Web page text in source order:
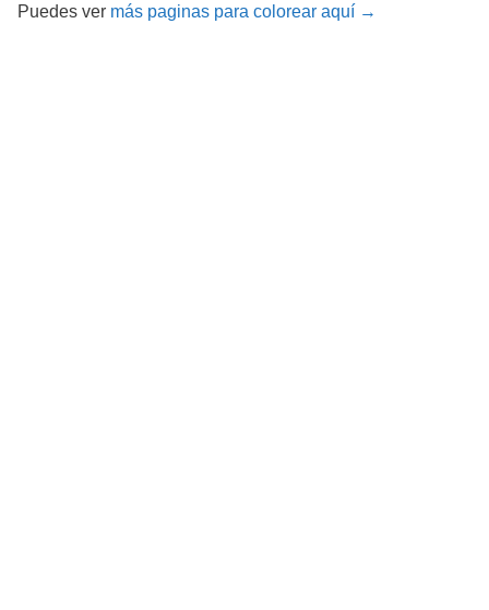
Puedes ver más paginas para colorear aquí →